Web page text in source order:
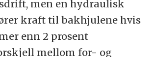
men en hydraulisk
kraft til bakhjulene hvis
enn 2 prosent
mellom for- og